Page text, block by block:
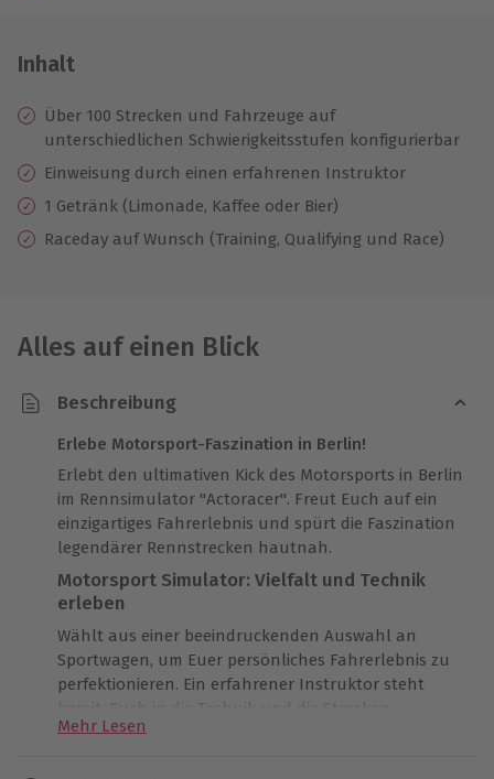
3 Jahre gültig & verlängerbar.
Inhalt
Über 100 Strecken und Fahrzeuge auf
unterschiedlichen Schwierigkeitsstufen konfigurierbar
Einweisung durch einen erfahrenen Instruktor
1 Getränk (Limonade, Kaffee oder Bier)
Raceday auf Wunsch (Training, Qualifying und Race)
Alles auf einen Blick
Beschreibung
Erlebe Motorsport-Faszination in Berlin!
Erlebt den ultimativen Kick des Motorsports in Berlin
im Rennsimulator "Actoracer". Freut Euch auf ein
einzigartiges Fahrerlebnis und spürt die Faszination
legendärer Rennstrecken hautnah.
Motorsport Simulator: Vielfalt und Technik
erleben
Wählt aus einer beeindruckenden Auswahl an
Sportwagen, um Euer persönliches Fahrerlebnis zu
perfektionieren. Ein erfahrener Instruktor steht
bereit, Euch in die Technik und die Strecken
einzuführen, sodass Ihr bestens vorbereitet seid. Ob
Mehr Lesen